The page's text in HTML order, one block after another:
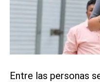
Entre las personas